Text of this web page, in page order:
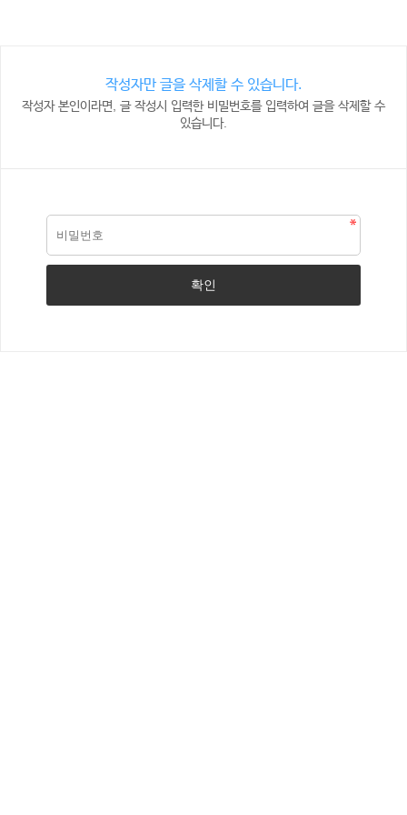
작성자만 글을 삭제할 수 있습니다.
작성자 본인이라면, 글 작성시 입력한 비밀번호를 입력하여 글을 삭제할 수
있습니다.